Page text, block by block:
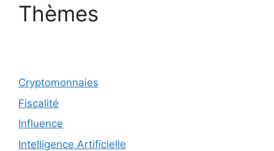
Thèmes
Cryptomonnaies
Fiscalité
Influence
Intelligence Artificielle